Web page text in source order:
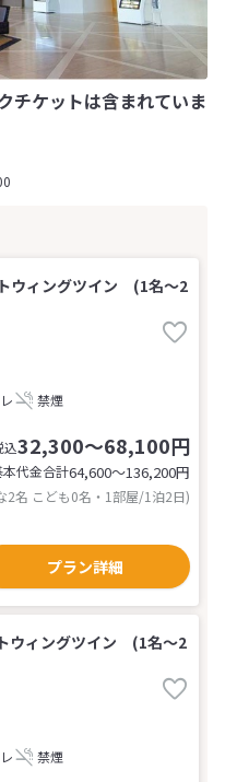
チケットは含まれていま
トウィングツイン (1名～2
禁煙
込32,300～68,100円
本代金合計64,600〜136,200円
2名 こども0名・1部屋/1泊2日)
プラン詳細
トウィングツイン (1名～2
禁煙